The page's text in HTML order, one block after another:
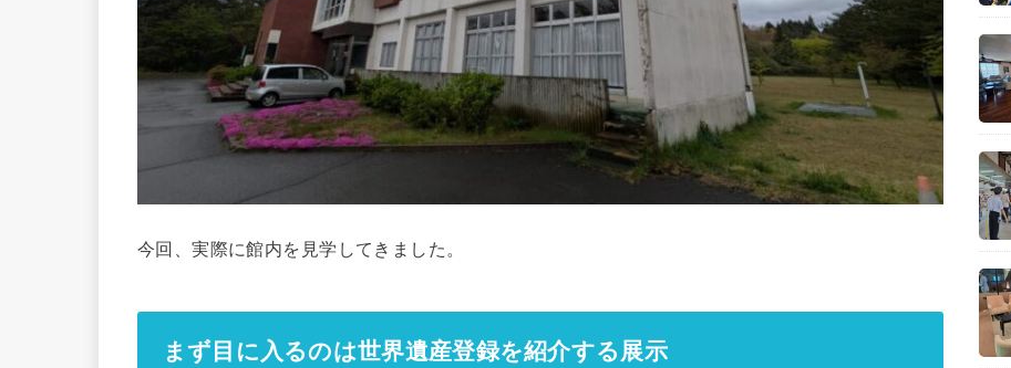
今回、実際に館内を見学してきました。
まず目に入るのは世界遺産登録を紹介する展示